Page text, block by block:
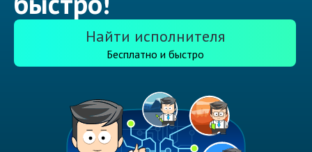
Найти исполнителя
Бесплатно и быстро